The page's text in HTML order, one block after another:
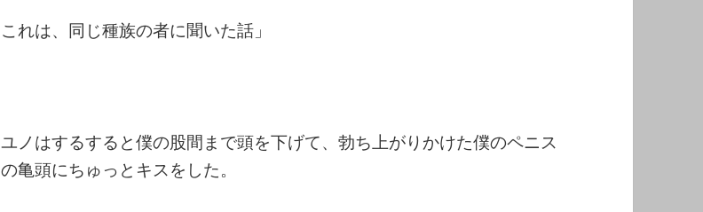
これは、同じ種族の者に聞いた話」
ユノはするすると僕の股間まで頭を下げて、勃ち上がりかけた僕のペニス
の亀頭にちゅっとキスをした。